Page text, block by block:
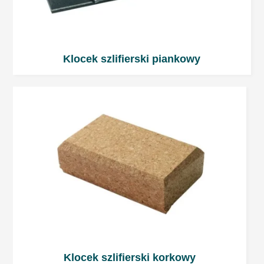
Klocek szlifierski piankowy
Klocek szlifierski korkowy